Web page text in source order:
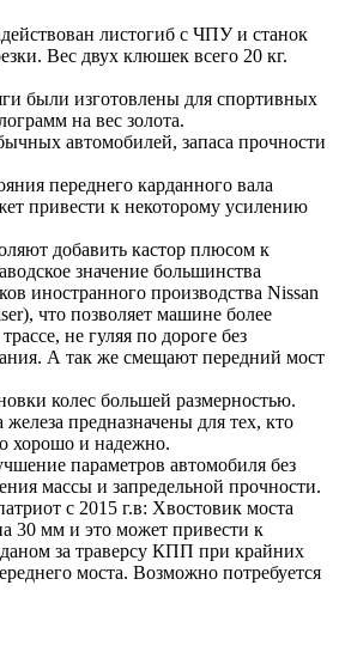
листогиб с ЧПУ и станок
Вес двух клюшек всего 20 кг.
были изготовлены для спортивных
на вес золота.
автомобилей, запаса прочности
переднего карданного вала
привести к некоторому усилению
добавить кастор плюсом к
значение большинства
иностранного производства Nissan
что позволяет машине более
не гуляя по дороге без
А так же смещают передний мост
колес большей размерностью.
железа предназначены для тех, кто
хорошо и надежно.
параметров автомобиля без
массы и запредельной прочности.
с 2015 г.в: Хвостовик моста
30 мм и это может привести к
за траверсу КПП при крайних
моста. Возможно потребуется